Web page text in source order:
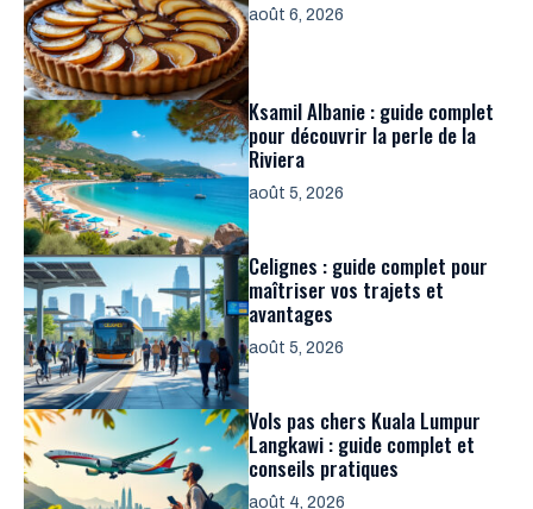
août 6, 2026
Ksamil Albanie : guide complet
pour découvrir la perle de la
Riviera
août 5, 2026
Celignes : guide complet pour
maîtriser vos trajets et
avantages
août 5, 2026
Vols pas chers Kuala Lumpur
Langkawi : guide complet et
conseils pratiques
août 4, 2026